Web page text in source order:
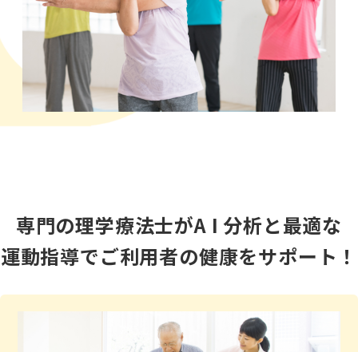
専門の理学療法士がA I 分析と最適な
運動指導でご利用者の健康をサポート！